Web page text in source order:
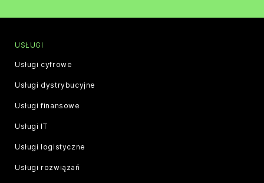
USŁUGI
Usługi cyfrowe
Usługi dystrybucyjne
Usługi finansowe
Usługi IT
Usługi logistyczne
Usługi rozwiązań